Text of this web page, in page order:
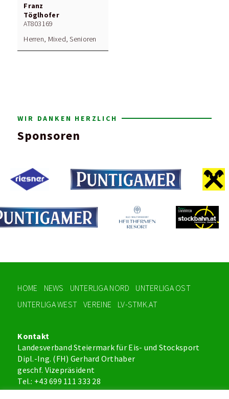
Franz
Töglhofer
AT803169
Herren, Mixed, Senioren
WIR DANKEN HERZLICH
Sponsoren
HOME NEWS UNTERLIGA NORD
UNTERLIGA OST
UNTERLIGA WEST
VEREINE LV-STMK.AT
Kontakt
Landesverband Steiermark für Eis- und Stocksport
Dipl.-Ing. (FH) Gerhard Orthaber
geschf. Vizepräsident
Tel.: +43 699 111 333 28
office@lv-stmk.at